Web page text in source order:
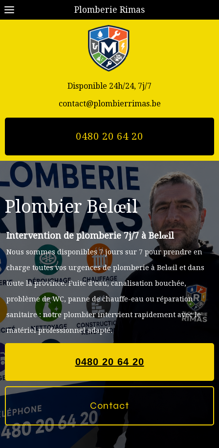
Plomberie Rimas
Disponible 24h/24, 7j/7
contact@plombierrimas.be
0480 20 64 20
Plombier Belœil
Intervention de plomberie 7j/7 à Belœil
Nous sommes disponibles 7 jours sur 7 pour prendre en
charge toutes vos urgences de plomberie à Belœil et dans
toute la province. Fuite d’eau, canalisation bouchée,
problème de WC, panne de chauffe-eau ou réparation
sanitaire : notre plombier intervient rapidement avec le
matériel professionnel adapté.
0480 20 64 20
Contact